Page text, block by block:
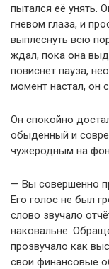
пытался её унять.
гневом глаза, и
выплеснуть всю
ждал, пока она
повиснет пауза,
момент настал, он
Он спокойно
обыденный и
чужеродным на
— Вы совершенно
Его голос не был
слово звучало
наковальне.
прозвучало как
свои финансовые